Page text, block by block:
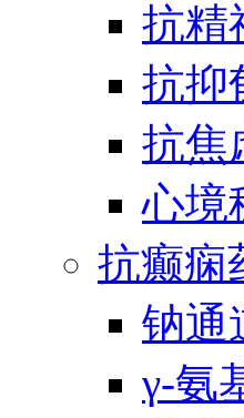
抗精
抗抑
抗焦
心境
抗癫痫
钠通
γ-氨